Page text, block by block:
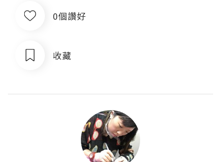
0個讚好
收藏